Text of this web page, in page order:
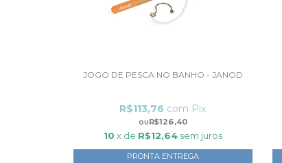
JOGO DE PESCA NO BANHO - JANOD
R$126,40
R$113,76 com Pix
10 x de R$12,64 sem juros
PRONTA ENTREGA